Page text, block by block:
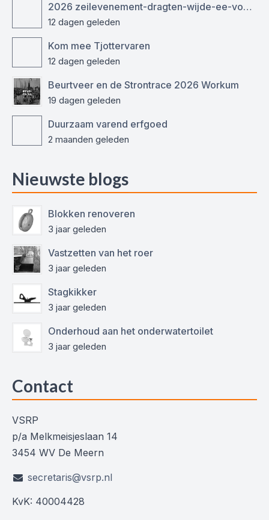
2026 zeilevenement-dragten-wijde-ee-voor-ronde-en-platbodemjachten
12 dagen geleden
Kom mee Tjottervaren
12 dagen geleden
Beurtveer en de Strontrace 2026 Workum
19 dagen geleden
Duurzaam varend erfgoed
2 maanden geleden
Nieuwste blogs
Blokken renoveren
3 jaar geleden
Vastzetten van het roer
3 jaar geleden
Stagkikker
3 jaar geleden
Onderhoud aan het onderwatertoilet
3 jaar geleden
Contact
VSRP
p/a Melkmeisjeslaan 14
3454 WV De Meern
secretaris@vsrp.nl
KvK: 40004428